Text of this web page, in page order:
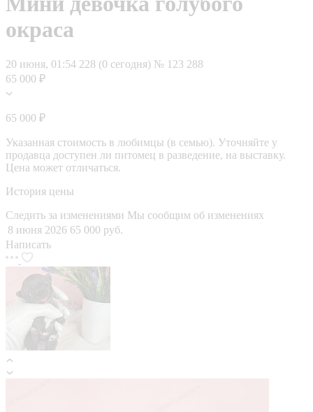
окраса
20 июня, 01:54 228 (0 сегодня) № 123 288
65 000 ₽
65 000 ₽
Указанная стоимость в любимцы (в семью). Уточняйте у
продавца доступен ли питомец в разведение, на выставку.
Цена может отличаться.
История цены
Следить за изменениями Мы сообщим об изменениях
8 июня 2026 65 000 руб.
Написать